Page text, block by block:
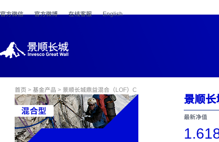
官方微信 官方微博 在线客服 English
首页 > 基金产品 > 景顺长城鼎益混合（LOF）C
景顺长
最新净值